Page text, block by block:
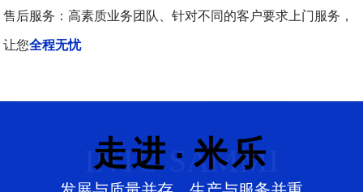
售后服务：高素质业务团队、针对不同的客户要求上门服务，
让您全程无忧
INTO SAMMI
走进·米乐